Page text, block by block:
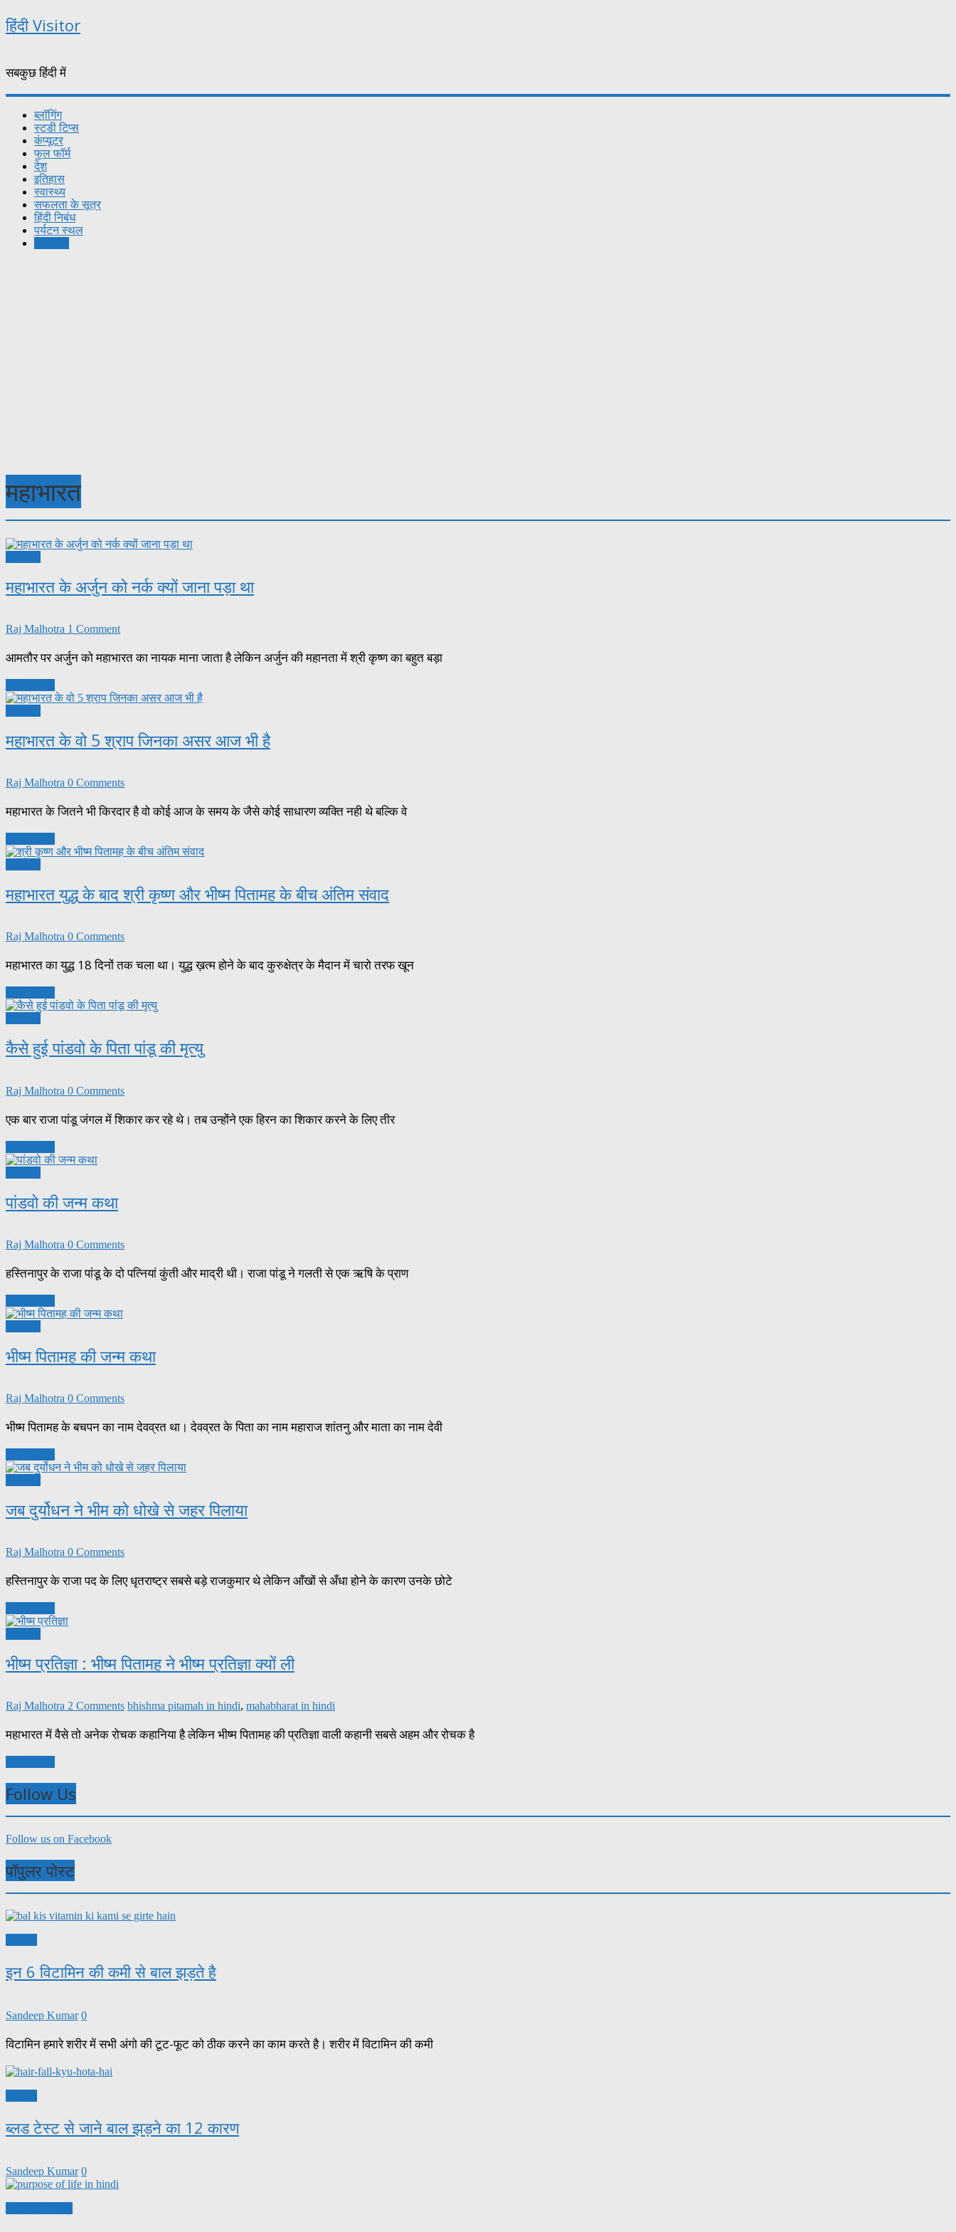
हिंदी Visitor
सबकुछ हिंदी में
ब्लॉगिंग
स्टडी टिप्स
कंप्यूटर
फुल फॉर्म
देश
इतिहास
स्वास्थ्य
सफलता के सूत्र
हिंदी निबंध
पर्यटन स्थल
महाभारत
महाभारत के अर्जुन को नर्क क्यों जाना पड़ा था
Raj Malhotra 1 Comment
आमतौर पर अर्जुन को महाभारत का नायक माना जाता है लेकिन अर्जुन की महानता में श्री कृष्ण का बहुत बड़ा
महाभारत के वो 5 श्राप जिनका असर आज भी है
Raj Malhotra 0 Comments
महाभारत के जितने भी किरदार है वो कोई आज के समय के जैसे कोई साधारण व्यक्ति नही थे बल्कि वे
महाभारत युद्ध के बाद श्री कृष्ण और भीष्म पितामह के बीच अंतिम संवाद
Raj Malhotra 0 Comments
महाभारत का युद्ध 18 दिनों तक चला था। युद्ध ख़त्म होने के बाद कुरुक्षेत्र के मैदान में चारो तरफ खून
कैसे हुई पांडवो के पिता पांडू की मृत्यु
Raj Malhotra 0 Comments
एक बार राजा पांडू जंगल में शिकार कर रहे थे। तब उन्होंने एक हिरन का शिकार करने के लिए तीर
पांडवो की जन्म कथा
Raj Malhotra 0 Comments
हस्तिनापुर के राजा पांडू के दो पत्नियां कुंती और माद्री थी। राजा पांडू ने गलती से एक ऋषि के प्राण
भीष्म पितामह की जन्म कथा
Raj Malhotra 0 Comments
भीष्म पितामह के बचपन का नाम देवव्रत था। देवव्रत के पिता का नाम महाराज शांतनु और माता का नाम देवी
जब दुर्योधन ने भीम को धोखे से जहर पिलाया
Raj Malhotra 0 Comments
हस्तिनापुर के राजा पद के लिए धृतराष्ट्र सबसे बड़े राजकुमार थे लेकिन आँखों से अँधा होने के कारण उनके छोटे
भीष्म प्रतिज्ञा : भीष्म पितामह ने भीष्म प्रतिज्ञा क्यों ली
Raj Malhotra 2 Comments bhishma pitamah in hindi, mahabharat in hindi
महाभारत में वैसे तो अनेक रोचक कहानिया है लेकिन भीष्म पितामह की प्रतिज्ञा वाली कहानी सबसे अहम और रोचक है
Follow Us
Follow us on Facebook
पॉपुलर पोस्ट
इन 6 विटामिन की कमी से बाल झड़ते है
Sandeep Kumar 0
विटामिन हमारे शरीर में सभी अंगो की टूट-फूट को ठीक करने का काम करते है। शरीर में विटामिन की कमी
ब्लड टेस्ट से जाने बाल झड़ने का 12 कारण
Sandeep Kumar 0